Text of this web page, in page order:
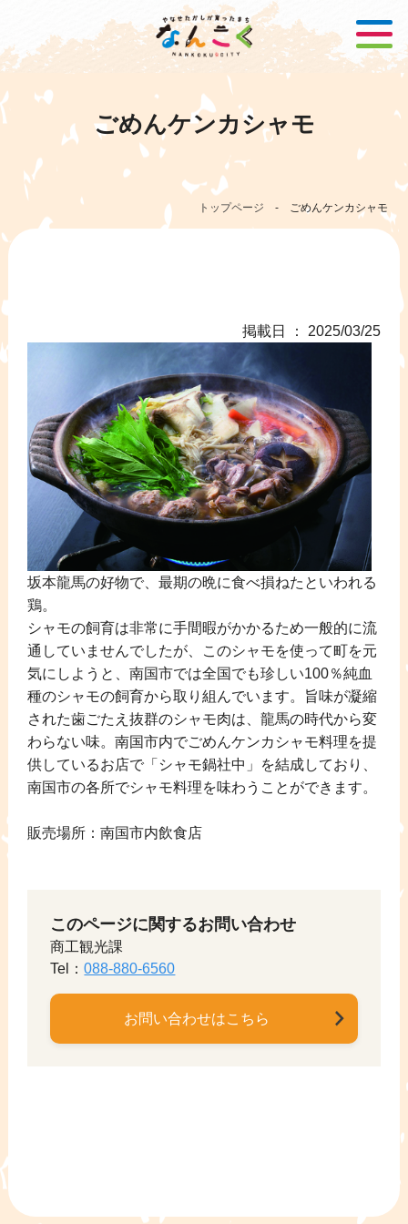
ごめんケンカシャモ
トップページ - ごめんケンカシャモ
掲載日 ： 2025/03/25
坂本龍馬の好物で、最期の晩に食べ損ねたといわれる
鶏。
シャモの飼育は非常に手間暇がかかるため一般的に流
通していませんでしたが、このシャモを使って町を元
気にしようと、南国市では全国でも珍しい100％純血
種のシャモの飼育から取り組んでいます。旨味が凝縮
された歯ごたえ抜群のシャモ肉は、龍馬の時代から変
わらない味。南国市内でごめんケンカシャモ料理を提
供しているお店で「シャモ鍋社中」を結成しており、
南国市の各所でシャモ料理を味わうことができます。
販売場所：南国市内飲食店
このページに関するお問い合わせ
商工観光課
Tel：088-880-6560
お問い合わせはこちら